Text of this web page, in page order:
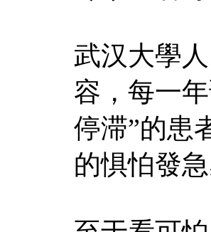
武汉大學
容，每一
停滞”的患
的惧怕發